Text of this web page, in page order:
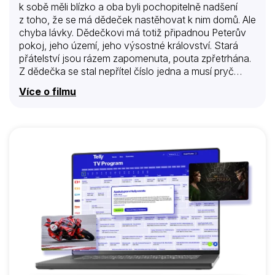
k sobě měli blízko a oba byli pochopitelně nadšení
z toho, že se má dědeček nastěhovat k nim domů. Ale
chyba lávky. Dědečkovi má totiž připadnou Peterův
pokoj, jeho území, jeho výsostné království. Stará
přátelství jsou rázem zapomenuta, pouta zpřetrhána.
Z dědečka se stal nepřítel číslo jedna a musí pryč
nachystá na dědu sérii mistrně naplánovaných
stav jako výzvu a pustí se do boje. Akci střídá
protiakce, na jeden zákeřný naschvál je tu hned
odpověď, po jednom šíleném nápadu na jedné straně
přichází ještě bláznivější jako…
Více o filmu